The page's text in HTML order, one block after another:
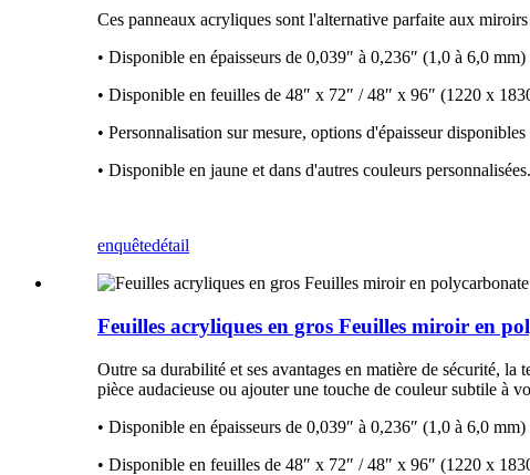
Ces panneaux acryliques sont l'alternative parfaite aux
• Disponible en épaisseurs de 0,039″ à 0,236″ (1,0 à 6,0 mm)
• Disponible en feuilles de 48″ x 72″ / 48″ x 96″ (1220 x
• Personnalisation sur mesure, options d'épaisseur disponibles
• Disponible en jaune et dans d'autres couleurs personnalisées.
enquêtedétail
Feuilles acryliques en gros Feuilles miroir en
Outre sa durabilité et ses avantages en matière de sécurité,
pièce audacieuse ou ajouter une touche de couleur subtile à
• Disponible en épaisseurs de 0,039″ à 0,236″ (1,0 à 6,0 mm)
• Disponible en feuilles de 48″ x 72″ / 48″ x 96″ (1220 x